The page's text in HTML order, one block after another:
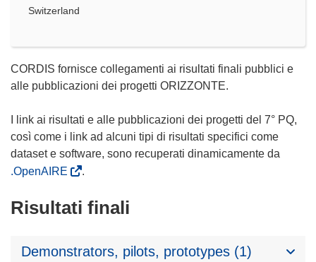
Switzerland
CORDIS fornisce collegamenti ai risultati finali pubblici e
alle pubblicazioni dei progetti ORIZZONTE.
I link ai risultati e alle pubblicazioni dei progetti del 7° PQ,
così come i link ad alcuni tipi di risultati specifici come
dataset e software, sono recuperati dinamicamente da
.OpenAIRE
.
Risultati finali
Demonstrators, pilots, prototypes (1)